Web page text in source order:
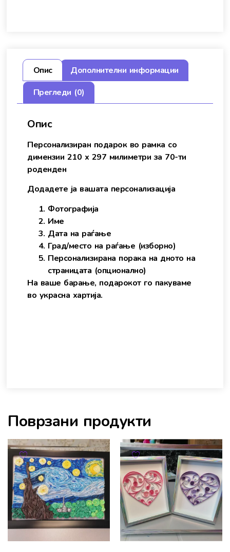
Опис
Дополнителни информации
Прегледи (0)
Опис
Персонализиран подарок во рамка со
димензии 210 x 297 милиметри за 70-ти
роденден
Додадете ја вашата персонализација
Фотографија
Име
Дата на раѓање
Град/место на раѓање (изборно)
Персонализирана порака на дното на
страницата (опционално)
На ваше барање, подарокот го пакуваме
во украсна хартија.
Поврзани продукти